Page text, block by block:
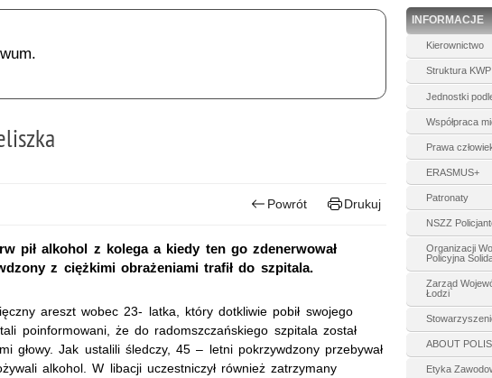
Powrót Drukuj
pił alkohol z kolega a kiedy ten go zdenerwował
z ciężkimi obrażeniami trafił do szpitala.
areszt wobec 23- latka, który dotkliwie pobił swojego
poinformowani, że do radomszczańskiego szpitala został
głowy. Jak ustalili śledczy, 45 – letni pokrzywdzony przebywał
alkohol. W libacji uczestniczył również zatrzymany
INFORMACJE
Kierownictwo
Struktura
Jednostki
Współpraca
Prawa
ERASMUS+
Patronaty
NSZZ
Organizacji
Policyjna
Zarząd
Łodzi
ABOUT
Etyka